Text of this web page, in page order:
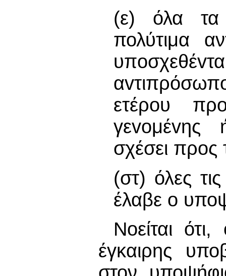
(ε) όλα τα
πολύτιμα
ετέρου
γεvoμέvης
σχέσει προς
(στ) όλες
έλαβε ο
Νοείται
έγκαιρης